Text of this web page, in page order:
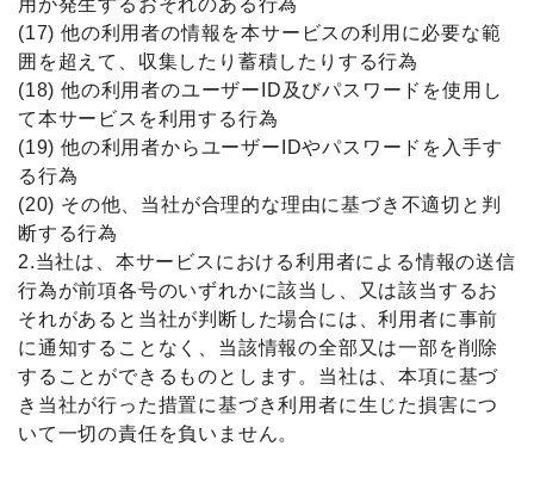
用が発生するおそれのある行為
(17) 他の利用者の情報を本サービスの利用に必要な範
囲を超えて、収集したり蓄積したりする行為
(18) 他の利用者のユーザーID及びパスワードを使用し
て本サービスを利用する行為
(19) 他の利用者からユーザーIDやパスワードを入手す
る行為
(20) その他、当社が合理的な理由に基づき不適切と判
断する行為
2.当社は、本サービスにおける利用者による情報の送信
行為が前項各号のいずれかに該当し、又は該当するお
それがあると当社が判断した場合には、利用者に事前
に通知することなく、当該情報の全部又は一部を削除
することができるものとします。当社は、本項に基づ
き当社が行った措置に基づき利用者に生じた損害につ
いて一切の責任を負いません。